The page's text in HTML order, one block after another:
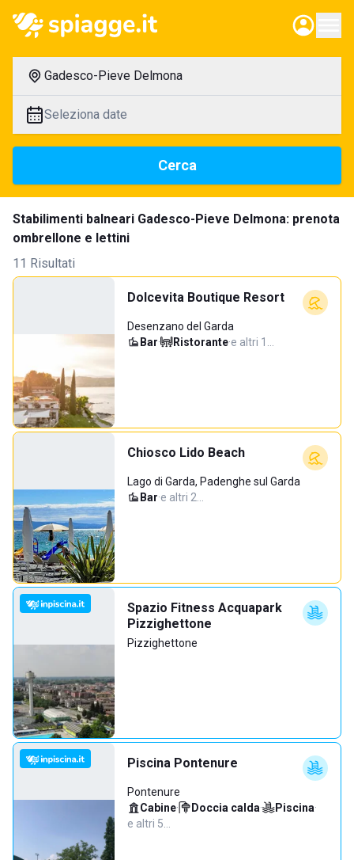
Gadesco-Pieve Delmona
Seleziona date
Cerca
Stabilimenti balneari Gadesco-Pieve Delmona: prenota
ombrellone e lettini
11 Risultati
Dolcevita Boutique Resort
Desenzano del Garda
Bar· Ristorante·e altri 1…
Chiosco Lido Beach
Lago di Garda, Padenghe sul Garda
Bar·e altri 2…
Spazio Fitness Acquapark
Pizzighettone
Pizzighettone
Piscina Pontenure
Pontenure
Cabine· Doccia calda· Piscina·
e altri 5…